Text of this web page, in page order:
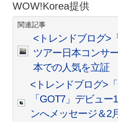
WOW!Korea提供
関連記事
<トレンドブログ>
ツアー日本コンサ
本での人気を立証
<トレンドブログ>
「GOT7」デビュ
ンへメッセージ＆2